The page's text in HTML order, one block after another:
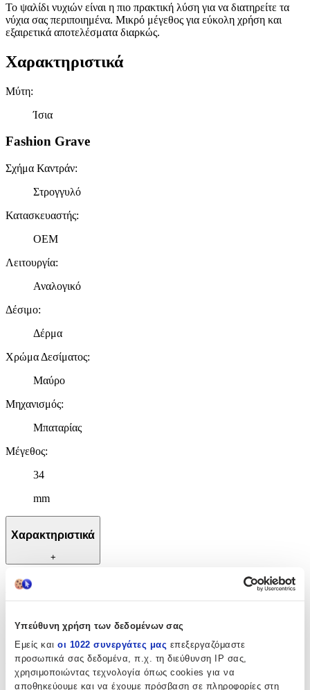
Υπεύθυνη χρήση των δεδομένων σας
Εμείς και οι 1022 συνεργάτες μας επεξεργαζόμαστε
προσωπικά σας δεδομένα, π.χ. τη διεύθυνση IP σας,
χρησιμοποιώντας τεχνολογία όπως cookies για να
αποθηκεύουμε και να έχουμε πρόσβαση σε πληροφορίες στη
Το ψαλίδι νυχιών είναι η πιο πρακτική λύση για να διατηρείτε τα
νύχια σας περιποιημένα. Μικρό μέγεθος για εύκολη χρήση και
εξαιρετικά αποτελέσματα διαρκώς.
Χαρακτηριστικά
Μύτη:
Ίσια
Fashion Grave
Σχήμα Καντράν:
Στρογγυλό
Κατασκευαστής:
OEM
Λειτουργία:
Αναλογικό
Δέσιμο:
Δέρμα
Χρώμα Δεσίματος:
Μαύρο
Μηχανισμός:
Μπαταρίας
Μέγεθος:
34
mm
Χαρακτηριστικά
+
Χαρακτηριστικά
Ίσια
Fashion Grave